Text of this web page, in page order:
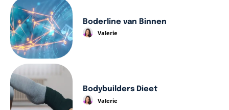
Boderline van Binnen
Valerie
Bodybuilders Dieet
Valerie